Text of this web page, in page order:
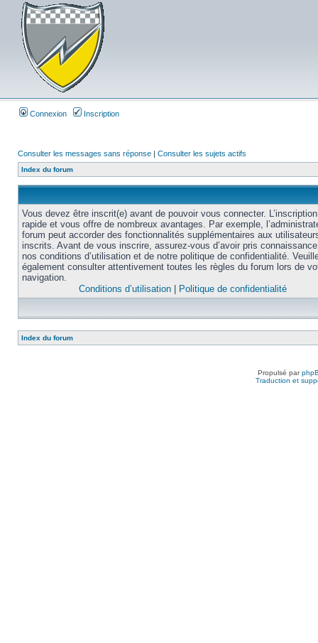
Connexion Inscription
Consulter les messages sans réponse | Consulter les sujets actifs
Index du forum
Vous devez être inscrit(e) avant de pouvoir vous connecter.
rapide et vous offre de nombreux avantages. Par exemple,
forum peut accorder des fonctionnalités supplémentaires aux
inscrits. Avant de vous inscrire, assurez-vous d’avoir pris
nos conditions d’utilisation et de notre politique de confidentialité.
également consulter attentivement toutes les règles du forum lors de
navigation.
Conditions d’utilisation
Politique de confidentialité
Index du forum
Propulsé par
Traduction et